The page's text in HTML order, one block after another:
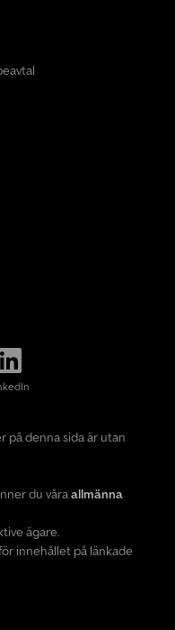
på denna sida är utan
du våraallmänna
ägare.
innehållet på länkade